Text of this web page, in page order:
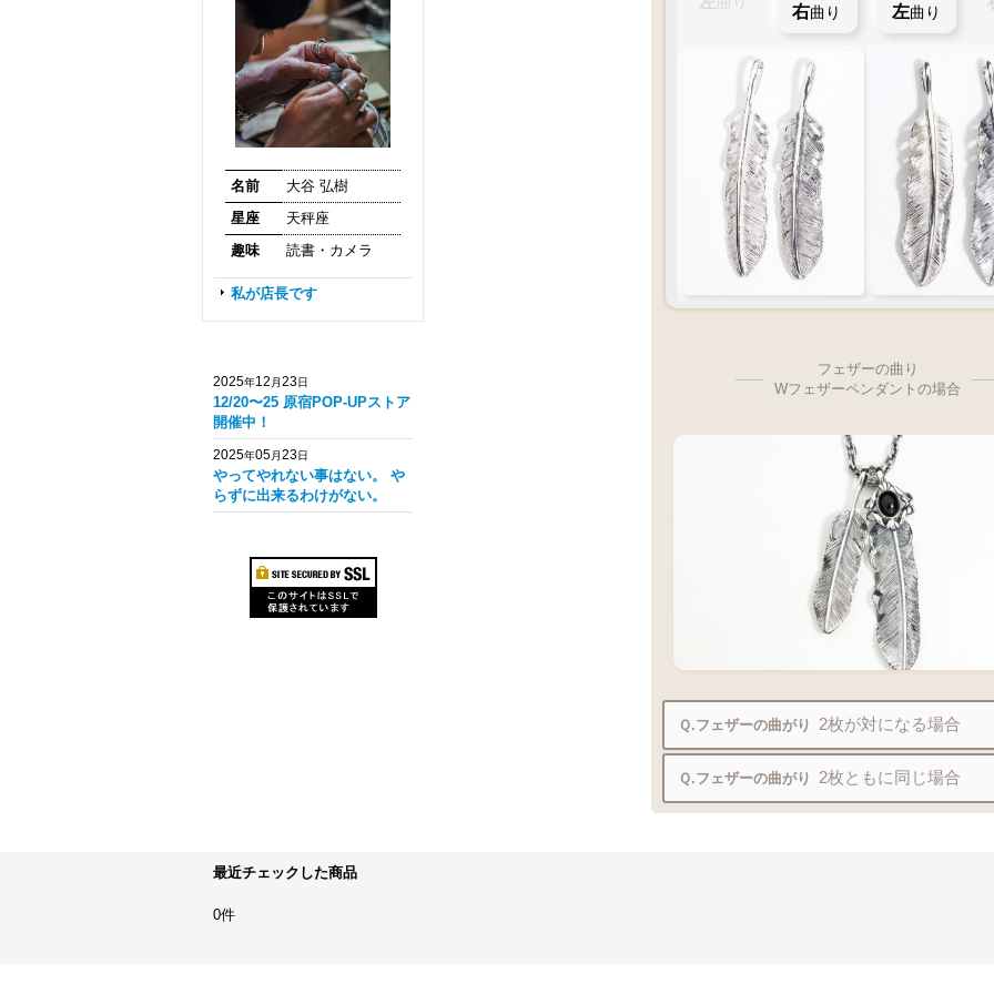
名前
大谷 弘樹
星座
天秤座
趣味
読書・カメラ
私が店長です
2025年12 月23日
12/20〜25 原宿POP-UPストア
開催中！
2025年05月23日
やってやれない事はない。 や
らずに出来るわけがない。
右曲り 左曲り
フェザーの曲り
Wフェザーペンダントの場合
Ｑ.フェザーの曲がり 2枚が対になる場合
Ｑ.フェザーの曲がり 2枚ともに同じ場合
最近チェックした商品
0件